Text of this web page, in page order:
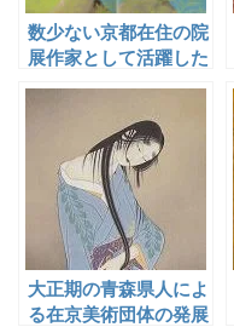
数少ない京都在住の院
展作家として活躍した
大正期の青森県人によ
る在京美術団体の発展